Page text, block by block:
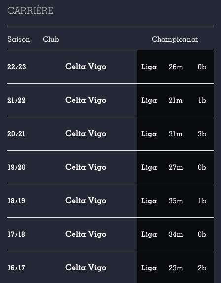
CARRIÈRE
Saison Club Championnat
22/23 Celta Vigo Liga 26m 0b
21/22 Celta Vigo Liga 21m 1b
20/21 Celta Vigo Liga 31m 3b
19/20 Celta Vigo Liga 27m 0b
18/19 Celta Vigo Liga 35m 1b
17/18 Celta Vigo Liga 34m 0b
16/17 Celta Vigo Liga 23m 2b